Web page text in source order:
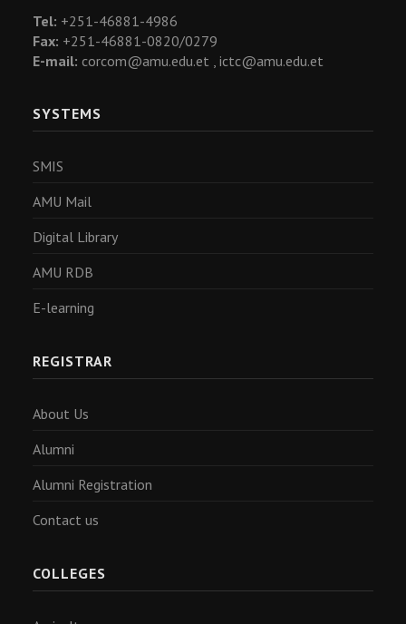
Tel: +251-46881-4986
Fax: +251-46881-0820/0279
E-mail: corcom@amu.edu.et , ictc@amu.edu.et
SYSTEMS
SMIS
AMU Mail
Digital Library
AMU RDB
E-learning
REGISTRAR
About Us
Alumni
Alumni Registration
Contact us
COLLEGES